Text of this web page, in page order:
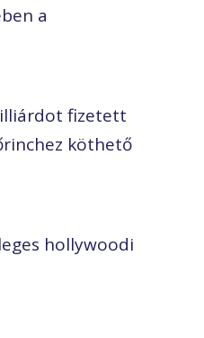
a
fizetett
köthető
hollywoodi